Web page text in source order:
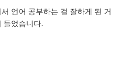
언어 공부하는 걸 잘하게 된 거
들었습니다.